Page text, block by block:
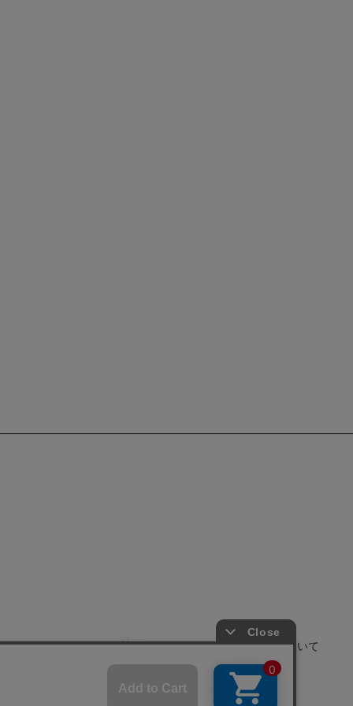
よくあるご質問 サイトポリシーについて